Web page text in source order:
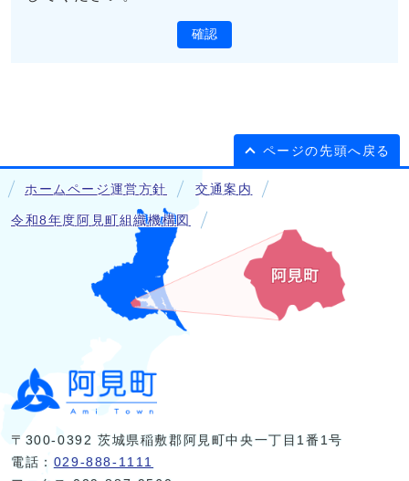
確認
ページの先頭へ戻る
ホームページ運営方針 交通案内
令和8年度阿見町組織機構図
〒300-0392 茨城県稲敷郡阿見町中央一丁目1番1号
電話： 029-888-1111